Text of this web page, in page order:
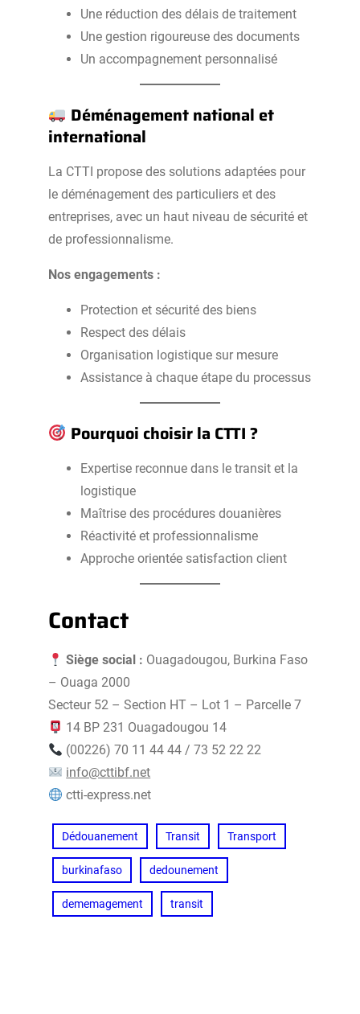
Une réduction des délais de traitement
Une gestion rigoureuse des documents
Un accompagnement personnalisé
Déménagement national et
international
La CTTI propose des solutions adaptées pour
le déménagement des particuliers et des
entreprises, avec un haut niveau de sécurité et
de professionnalisme.
Nos engagements :
Protection et sécurité des biens
Respect des délais
Organisation logistique sur mesure
Assistance à chaque étape du processus
Pourquoi choisir la CTTI ?
Expertise reconnue dans le transit et la
logistique
Maîtrise des procédures douanières
Réactivité et professionnalisme
Approche orientée satisfaction client
Contact
Siège social : Ouagadougou, Burkina Faso
– Ouaga 2000
Secteur 52 – Section HT – Lot 1 – Parcelle 7
14 BP 231 Ouagadougou 14
(00226) 70 11 44 44 / 73 52 22 22
info@cttibf.net
ctti-express.net
Dédouanement Transit Transport
burkinafaso dedounement
dememagement transit